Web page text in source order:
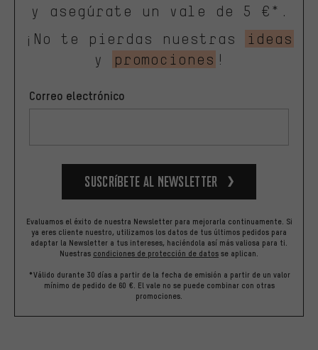
y asegúrate un vale de 5 €*.
¡No te pierdas nuestras
ideas
y
promociones !
Correo electrónico
Suscríbete al newsletter
Evaluamos el éxito de nuestra Newsletter para mejorarla continuamente. Si
ya eres cliente nuestro, utilizamos los datos de tus últimos pedidos para
adaptar la Newsletter a tus intereses, haciéndola así más valiosa para ti.
Nuestras condiciones de protección de datos se aplican.
*Válido durante 30 días a partir de la fecha de emisión a partir de un valor
mínimo de pedido de 60 €. El vale no se puede combinar con otras
promociones.